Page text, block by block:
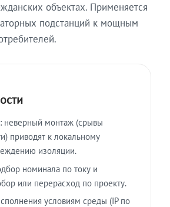
объектах. Применяется
подстанций к мощным
неверный монтаж (срывы
приводят к локальному
изоляции.
номинала по току и
или перерасход по проекту.
условиям среды (IP по